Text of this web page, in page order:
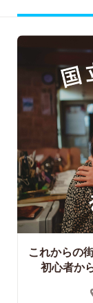
これからの
初心者か